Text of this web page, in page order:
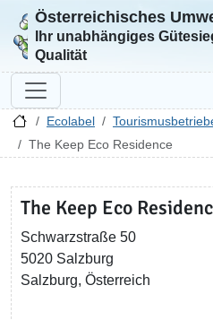
Zur Startseite
Österreichisches
Ihr unabhängiges
Qualität
Ecolabel
The Keep Eco Residence
The Keep Eco
Schwarzstraße 50
5020 Salzburg
Salzburg, Österreich